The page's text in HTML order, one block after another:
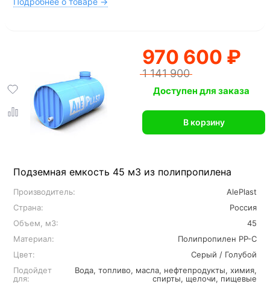
Подземная емкость 45 м3 из полипропилена
Производитель:
AlePlast
Страна:
Россия
Объем, м3:
45
Материал:
Полипропилен PP-C
Цвет:
Серый / Голубой
Подойдет
для:
Вода, топливо, масла, нефтепродукты, химия,
спирты, щелочи, пищевые
970 600 ₽
1 141 900
Доступен для заказа
В корзину